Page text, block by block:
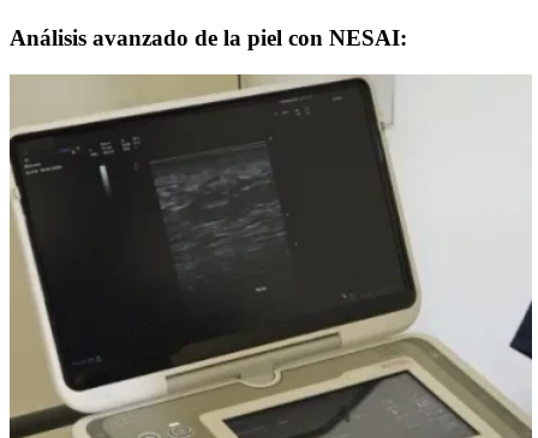
Análisis avanzado de la piel con NESAI: